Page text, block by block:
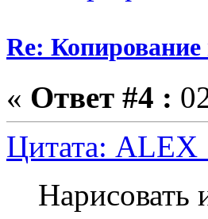
Re:
« Ответ #4 :
Цитата:
Нарисовать